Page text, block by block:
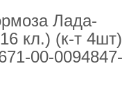
Лада-
кл.) (к-т 4шт)
00-0094847-